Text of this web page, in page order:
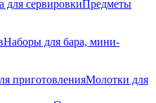
для сервировкиПредметы
Наборы для бара, мини-
приготовленияМолотки для